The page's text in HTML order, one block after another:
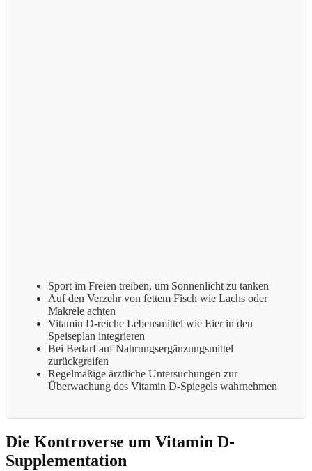
Sport im Freien treiben, um Sonnenlicht zu tanken
Auf den Verzehr von fettem Fisch wie Lachs oder
Makrele achten
Vitamin D-reiche Lebensmittel wie Eier in den
Speiseplan integrieren
Bei Bedarf auf Nahrungsergänzungsmittel
zurückgreifen
Regelmäßige ärztliche Untersuchungen zur
Überwachung des Vitamin D-Spiegels wahrnehmen
Die Kontroverse um Vitamin D-
Supplementation